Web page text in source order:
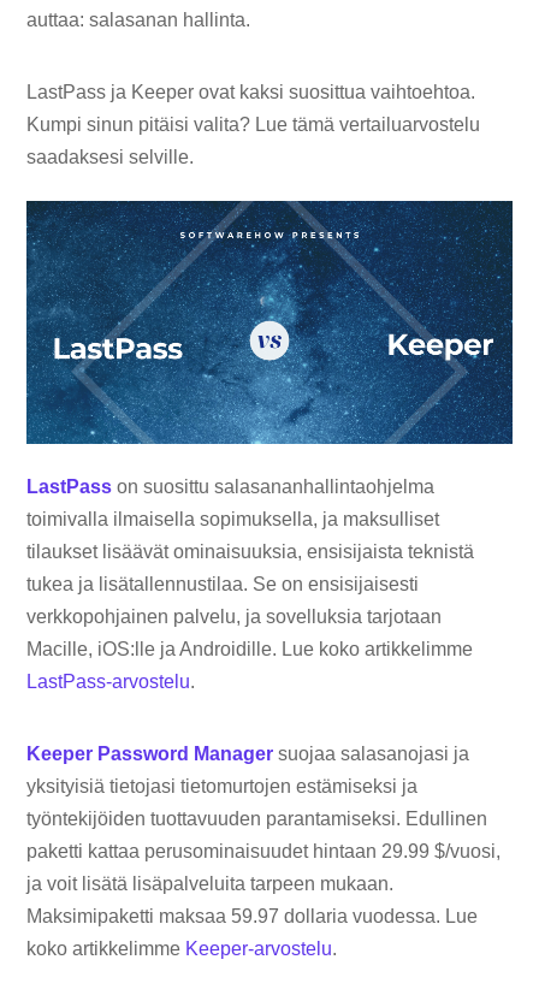
auttaa: salasanan hallinta.
LastPass ja Keeper ovat kaksi suosittua vaihtoehtoa.
Kumpi sinun pitäisi valita? Lue tämä vertailuarvostelu
saadaksesi selville.
LastPass on suosittu salasananhallintaohjelma
toimivalla ilmaisella sopimuksella, ja maksulliset
tilaukset lisäävät ominaisuuksia, ensisijaista teknistä
tukea ja lisätallennustilaa. Se on ensisijaisesti
verkkopohjainen palvelu, ja sovelluksia tarjotaan
Macille, iOS:lle ja Androidille. Lue koko artikkelimme
LastPass-arvostelu.
Keeper Password Manager suojaa salasanojasi ja
yksityisiä tietojasi tietomurtojen estämiseksi ja
työntekijöiden tuottavuuden parantamiseksi. Edullinen
paketti kattaa perusominaisuudet hintaan 29.99 $/vuosi,
ja voit lisätä lisäpalveluita tarpeen mukaan.
Maksimipaketti maksaa 59.97 dollaria vuodessa. Lue
koko artikkelimme Keeper-arvostelu.